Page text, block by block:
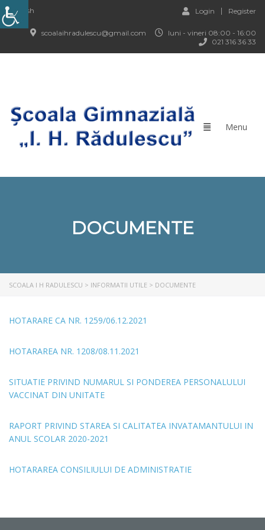
English Login Register
luni - vineri 08:00 - 16:00
scoalaihradulescu@gmail.com
021 316 36 33
DOCUMENTE
SCOALA I H RADULESCU > INFORMATII UTILE > DOCUMENTE
HOTARARE CA NR. 1259/06.12.2021
HOTARAREA NR. 1208/08.11.2021
SITUATIE PRIVIND NUMARUL SI PONDEREA PERSONALULUI
VACCINAT DIN UNITATE
RAPORT PRIVIND STAREA SI CALITATEA INVATAMANTULUI IN
ANUL SCOLAR 2020-2021
HOTARAREA CONSILIULUI DE ADMINISTRATIE